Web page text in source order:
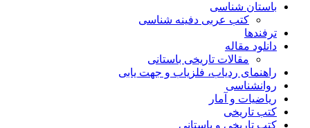
باستان شناسی
کتب عربی دفینه شناسی
ترفندها
دانلود مقاله
مقالات تاریخی باستانی
راهنمای ردیاب، فلزیاب و جهت یابی
روانشناسی
ریاضیات و آمار
کتب تاریخی
کتب تاریخی و باستانی